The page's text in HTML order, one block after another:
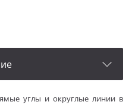
углы и округлые линии в